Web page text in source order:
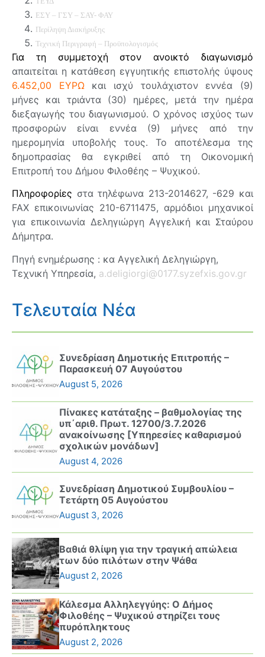
ΕΣΥ – ΓΣΥ – ΣΑΥ- ΦΑΥ
Περίληψη Διακήρυξης
Τεχνική Περιγραφή – Προϋπολογισμός
Για τη συμμετοχή στον ανοικτό διαγωνισμό
απαιτείται η κατάθεση εγγυητικής επιστολής ύψους
6.452,00 ΕΥΡΩκαι ισχύ τουλάχιστον εννέα (9)
μήνες και τριάντα (30) ημέρες, μετά την ημέρα
διεξαγωγής του διαγωνισμού. Ο χρόνος ισχύος των
προσφορών είναι εννέα (9) μήνες από την
ημερομηνία υποβολής τους. Το αποτέλεσμα της
δημοπρασίας θα εγκριθεί από τη Οικονομική
Επιτροπή του Δήμου Φιλοθέης – Ψυχικού.
Πληροφορίες στα τηλέφωνα 213-2014627, -629 και
FAX επικοινωνίας 210-6711475, αρμόδιοι μηχανικοί
για επικοινωνία Δεληγιώργη Αγγελική και Σταύρου
Δήμητρα.
Πηγή ενημέρωσης : κα Αγγελική Δεληγιώργη,
Τεχνική Υπηρεσία, a.deligiorgi@0177.syzefxis.gov.gr
Τελευταία Νέα
Συνεδρίαση Δημοτικής Επιτροπής –
Παρασκευή 07 Αυγούστου
August 5, 2026
Πίνακες κατάταξης – βαθμολογίας της
υπ΄αριθ. Πρωτ. 12700/3.7.2026
ανακοίνωσης [Υπηρεσίες καθαρισμού
σχολικών μονάδων]
August 4, 2026
Συνεδρίαση Δημοτικού Συμβουλίου –
Τετάρτη 05 Αυγούστου
August 3, 2026
Βαθιά θλίψη για την τραγική απώλεια
των δύο πιλότων στην Ψάθα
August 2, 2026
Κάλεσμα Αλληλεγγύης: Ο Δήμος
Φιλοθέης – Ψυχικού στηρίζει τους
πυρόπληκτους
August 2, 2026